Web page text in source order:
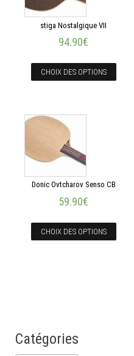
stiga Nostalgique VII
94.90€
CHOIX DES OPTIONS
Donic Ovtcharov Senso CB
59.90€
CHOIX DES OPTIONS
Catégories